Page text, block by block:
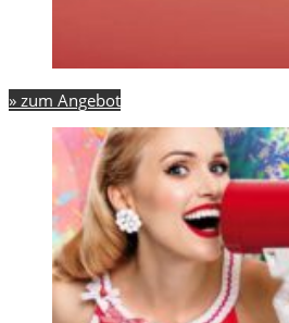
» zum Angebot